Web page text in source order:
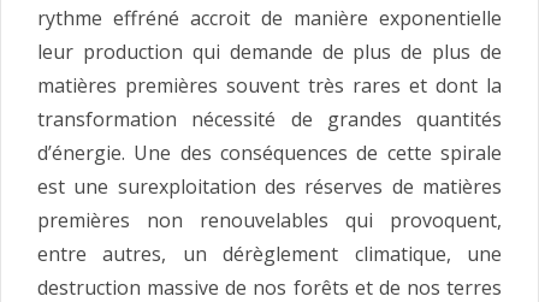
rythme effréné accroit de manière exponentielle
leur production qui demande de plus de plus de
matières premières souvent très rares et dont la
transformation nécessité de grandes quantités
d’énergie. Une des conséquences de cette spirale
est une surexploitation des réserves de matières
premières non renouvelables qui provoquent,
entre autres, un dérèglement climatique, une
destruction massive de nos forêts et de nos terres